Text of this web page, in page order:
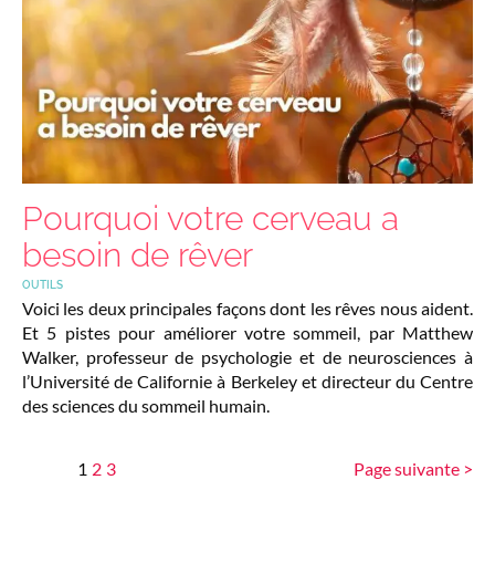
Pourquoi votre cerveau a
besoin de rêver
OUTILS
Voici les deux principales façons dont les rêves nous aident.
Et 5 pistes pour améliorer votre sommeil, par Matthew
Walker, professeur de psychologie et de neurosciences à
l’Université de Californie à Berkeley et directeur du Centre
des sciences du sommeil humain.
1 2 3 Page suivante >